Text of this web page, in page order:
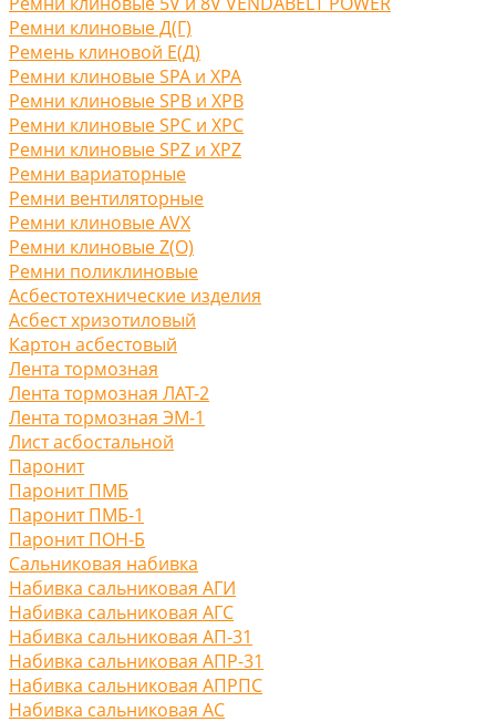
Ремни клиновые Д(Г)
Ремень клиновой Е(Д)
Ремни клиновые SPA и XPA
Ремни клиновые SPB и XPB
Ремни клиновые SPC и XPC
Ремни клиновые SPZ и XPZ
Ремни вариаторные
Ремни вентиляторные
Ремни клиновые AVX
Ремни клиновые Z(O)
Ремни поликлиновые
Асбестотехнические изделия
Асбест хризотиловый
Картон асбестовый
Лента тормозная
Лента тормозная ЛАТ-2
Лента тормозная ЭМ-1
Лист асбостальной
Паронит
Паронит ПМБ
Паронит ПМБ-1
Паронит ПОН-Б
Сальниковая набивка
Набивка сальниковая АГИ
Набивка сальниковая АГС
Набивка сальниковая АП-31
Набивка сальниковая АПР-31
Набивка сальниковая АПРПС
Набивка сальниковая АС